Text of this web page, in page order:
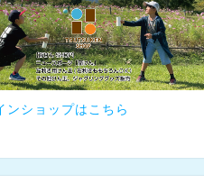
ンショップはこちら